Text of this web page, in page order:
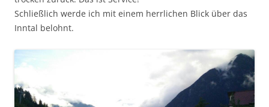
Schließlich werde ich mit einem herrlichen Blick über das
Inntal belohnt.